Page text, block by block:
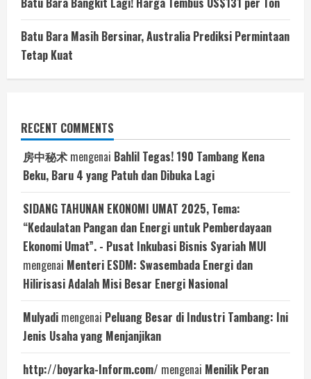
Batu Bara Masih Bersinar, Australia Prediksi Permintaan
Tetap Kuat
RECENT COMMENTS
房中秘术 mengenai Bahlil Tegas! 190 Tambang Kena
Beku, Baru 4 yang Patuh dan Dibuka Lagi
SIDANG TAHUNAN EKONOMI UMAT 2025, Tema:
“Kedaulatan Pangan dan Energi untuk Pemberdayaan
Ekonomi Umat”. - Pusat Inkubasi Bisnis Syariah MUI
mengenai Menteri ESDM: Swasembada Energi dan
Hilirisasi Adalah Misi Besar Energi Nasional
Mulyadi mengenai Peluang Besar di Industri Tambang: Ini
Jenis Usaha yang Menjanjikan
http://boyarka-Inform.com/ mengenai Menilik Peran